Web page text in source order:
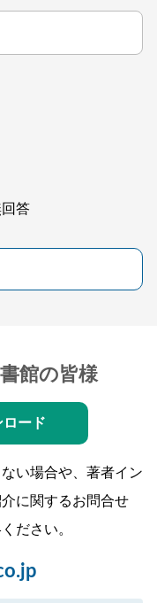
答
館の皆様
ード
い場合や、著者イン
に関するお問合せ
ださい。